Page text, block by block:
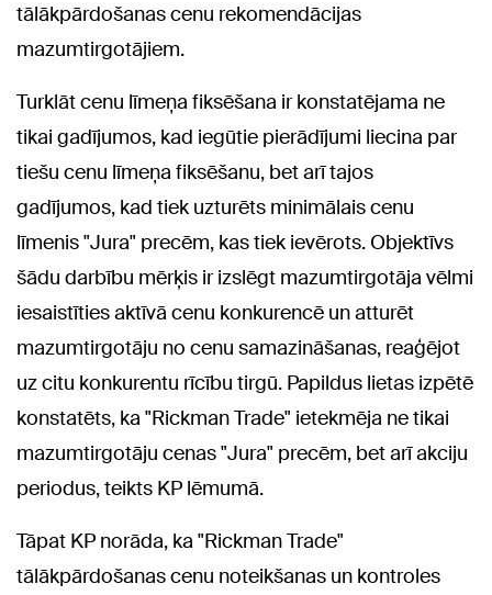
tālākpārdošanas cenu rekomendācijas
mazumtirgotājiem.
Turklāt cenu līmeņa fiksēšana ir konstatējama ne
tikai gadījumos, kad iegūtie pierādījumi liecina par
tiešu cenu līmeņa fiksēšanu, bet arī tajos
gadījumos, kad tiek uzturēts minimālais cenu
līmenis "Jura" precēm, kas tiek ievērots. Objektīvs
šādu darbību mērķis ir izslēgt mazumtirgotāja vēlmi
iesaistīties aktīvā cenu konkurencē un atturēt
mazumtirgotāju no cenu samazināšanas, reaģējot
uz citu konkurentu rīcību tirgū. Papildus lietas izpētē
konstatēts, ka "Rickman Trade" ietekmēja ne tikai
mazumtirgotāju cenas "Jura" precēm, bet arī akciju
periodus, teikts KP lēmumā.
Tāpat KP norāda, ka "Rickman Trade"
tālākpārdošanas cenu noteikšanas un kontroles